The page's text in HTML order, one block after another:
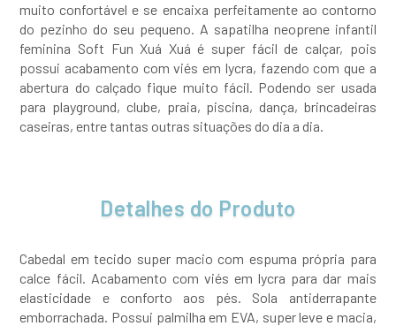
muito confortável e se encaixa perfeitamente ao contorno
do pezinho do seu pequeno. A sapatilha neoprene infantil
feminina Soft Fun Xuá Xuá é super fácil de calçar, pois
possui acabamento com viés em lycra, fazendo com que a
abertura do calçado fique muito fácil. Podendo ser usada
para playground, clube, praia, piscina, dança, brincadeiras
caseiras, entre tantas outras situações do dia a dia.
Detalhes do Produto
Cabedal em tecido super macio com espuma própria para
calce fácil. Acabamento com viés em lycra para dar mais
elasticidade e conforto aos pés. Sola antiderrapante
emborrachada. Possui palmilha em EVA, super leve e macia,